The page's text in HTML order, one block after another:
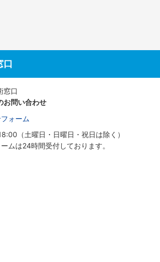
口
窓口
お問い合わせ
ォーム
（土曜日・日曜日・祝日は除く）
ムは24時間受付しております。